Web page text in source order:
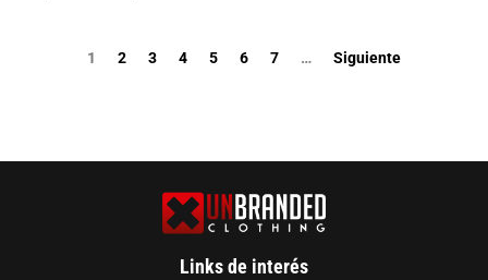
1 2 3 4 5 6 7 … Siguiente
Links de interés